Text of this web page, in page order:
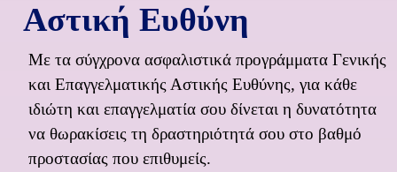
Αστική Ευθύνη
Με τα σύγχρονα ασφαλιστικά προγράμματα Γενικής
και Επαγγελματικής Αστικής Ευθύνης, για κάθε
ιδιώτη και επαγγελματία σου δίνεται η δυνατότητα
να θωρακίσεις τη δραστηριότητά σου στο βαθμό
προστασίας που επιθυμείς.